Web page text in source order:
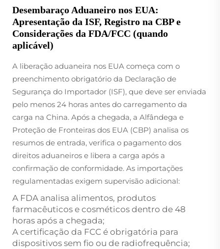
Desembaraço Aduaneiro nos EUA:
Apresentação da ISF, Registro na CBP e
Considerações da FDA/FCC (quando
aplicável)
A liberação aduaneira nos EUA começa com o
preenchimento obrigatório da Declaração de
Segurança do Importador (ISF), que deve ser enviada
pelo menos 24 horas antes do carregamento da
carga na China. Após a chegada, a Alfândega e
Proteção de Fronteiras dos EUA (CBP) analisa os
resumos de entrada, verifica o pagamento dos
direitos aduaneiros e libera a carga após a
confirmação de conformidade. As importações
regulamentadas exigem supervisão adicional:
A FDA analisa alimentos, produtos
farmacêuticos e cosméticos dentro de 48
horas após a chegada;
A certificação da FCC é obrigatória para
dispositivos sem fio ou de radiofrequência;